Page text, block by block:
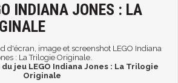
INDIANA JONES : LA
d'écran, image et screenshot LEGO Indiana
: La Trilogie Originale.
jeu LEGO Indiana Jones : La Trilogie
Originale